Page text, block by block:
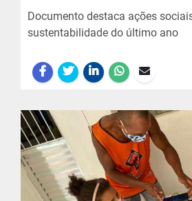
Documento destaca ações
sustentabilidade do último ano